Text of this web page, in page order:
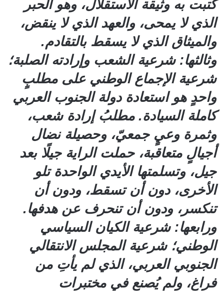
كُتبت به وثيقة الاستقلال، وهو الحبر
الذي لا يمحى، والعهد الذي لا ينقض،
والميثاق الذي لا يسقط بالتقادم.
وثالثها: شرعية الشعب وإرادته الصلبة؛
شرعية الإجماع الوطني على مطلبٍ
واحدٍ هو استعادة دولة الجنوب العربي
كاملة السيادة. مطلبُ إرادة شعب،
وثمرة وعيٍ جمعيّ، وحصيلة نضال
أجيالٍ متعاقبة، حملت الراية جيلًا بعد
جيل، وتسلمتها الأيدي الواحدة تلو
الأخرى، دون أن تسقط، ودون أن
تنكسر، ودون أن تنحرف عن هدفها.
ورابعها: شرعية الكيان السياسي
الوطني؛ شرعية المجلس الانتقالي
الجنوبي العربي، الذي لم يأتِ من
فراغ، ولم يُصنع في مختبرات